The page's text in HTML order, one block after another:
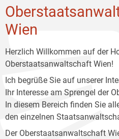
Wien
Herzlich Willkommen auf der
Oberstaatsanwaltschaft Wien!
Ich begrüße Sie auf unserer
Ihr Interesse am Sprengel der
In diesem Bereich finden Sie
den einzelnen
Der Oberstaatsanwaltschaft